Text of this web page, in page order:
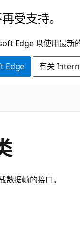
受支持。
Edge 以使用最新
Edge 有关
据帧的接口。